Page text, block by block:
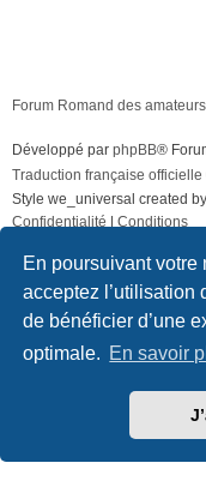
En poursuivant votre
acceptez l’utilisation
de bénéficier d’une
optimale. En savoir
Forum Romand des
Développé par phpBB®
Traduction française officielle
Style we_universal created by
Confidentialité
Conditions